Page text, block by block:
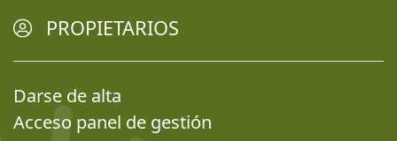
PROPIETARIOS
Darse de alta
Acceso panel de gestión